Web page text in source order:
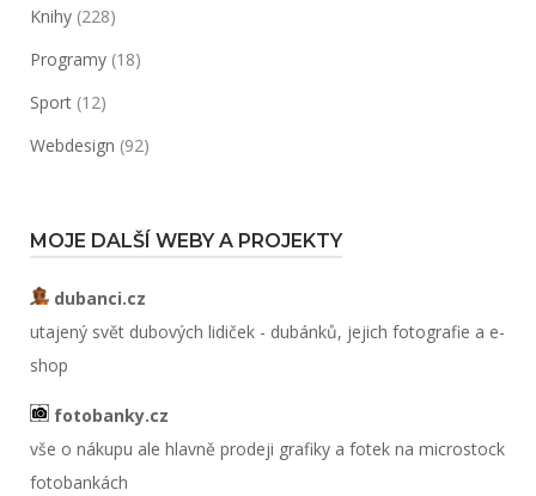
Knihy (228)
Programy (18)
Sport (12)
Webdesign (92)
MOJE DALŠÍ WEBY A PROJEKTY
dubanci.cz
utajený svět dubových lidiček - dubánků, jejich fotografie a e-
shop
fotobanky.cz
vše o nákupu ale hlavně prodeji grafiky a fotek na microstock
fotobankách